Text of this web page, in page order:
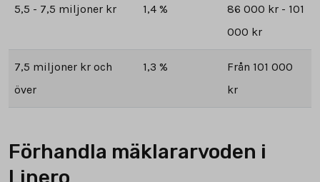
5,5 - 7,5 miljoner kr 1,4 %
86 000 kr - 101
000 kr
7,5 miljoner kr och
över
1,3 %
Från 101 000
kr
Förhandla mäklararvoden i
Linero